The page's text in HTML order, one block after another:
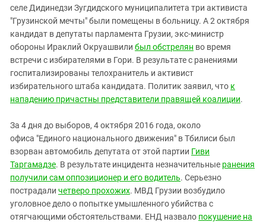
селе Дидинедзи Зугдидского муниципалитета три активиста
"Грузинской мечты" были помещены в больницу. А 2 октября
кандидат в депутаты парламента Грузии, экс-министр
обороны Ираклий Окруашвили был обстрелян во время
встречи с избирателями в Гори. В результате с ранениями
госпитализированы телохранитель и активист
избирательного штаба кандидата. Политик заявил, что к
нападению причастны представители правящей коалиции.
За 4 дня до выборов, 4 октября 2016 года, около
офиса "Единого национального движения" в Тбилиси был
взорван автомобиль депутата от этой партии Гиви
Таргамадзе. В результате инцидента незначительные ранения
получили сам оппозиционер и его водитель. Серьезно
пострадали четверо прохожих. МВД Грузии возбудило
уголовное дело о попытке умышленного убийства с
отягчающими обстоятельствами. ЕНД назвало покушение на